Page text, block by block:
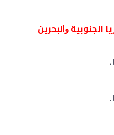
الجنوبية ﻭﺍﻟﺒﺤﺮﻳﻦ